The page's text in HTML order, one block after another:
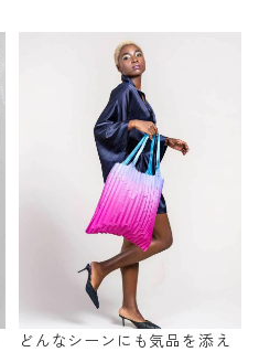
どんなシーンにも気品を添え